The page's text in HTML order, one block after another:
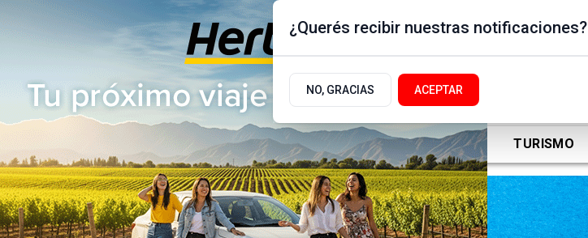
Viernes 7 de Agosto
de 2026
17.9ºc | Buenos Aires, AR
ACTUALIDAD POLÍTICA DEPORTES TURISMO
¿Querés recibir nuestras notificaciones?
NO, GRACIAS ACEPTAR